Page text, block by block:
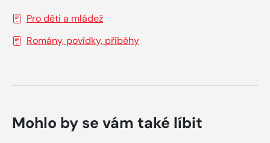
Pro děti a mládež
Romány, povídky, příběhy
Mohlo by se vám také líbit